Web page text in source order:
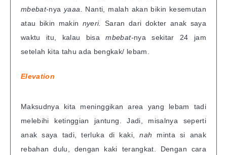
mbebat-nyayaaa.
Nanti, malah akan bikin kesemutan
atau bikin makin nyeri. Saran dari dokter anak saya
waktu itu, kalau bisambebat-nya sekitar 24 jam
setelah kita tahu ada bengkak/ lebam.
Elevation
Maksudnya kita meninggikan area yang lebam tadi
melebihi ketinggian jantung. Jadi, misalnya seperti
anak saya tadi, terluka di kaki,nah minta si anak
rebahan dulu, dengan kaki terangkat. Dengan cara